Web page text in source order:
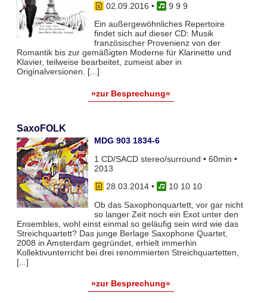
02.09.2016 •
9 9 9
Ein außergewöhnliches Repertoire
findet sich auf dieser CD: Musik
französischer Provenienz von der
Romantik bis zur gemäßigten Moderne für Klarinette und
Klavier, teilweise bearbeitet, zumeist aber in
Originalversionen. [...]
»zur Besprechung«
SaxoFOLK
MDG 903 1834-6
1 CD/SACD stereo/surround • 60min •
2013
28.03.2014•
10 10 10
Ob das Saxophonquartett, vor gar nicht
so langer Zeit noch ein Exot unter den
Ensembles, wohl einst einmal so geläufig sein wird wie das
Streichquartett? Das junge Berlage Saxophone Quartet,
2008 in Amsterdam gegründet, erhielt immerhin
Kollektivunterricht bei drei renommierten Streichquartetten,
[...]
»zur Besprechung«